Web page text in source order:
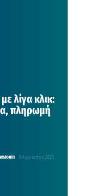
λίγα κλικ:
πληρωμή
9 Αυγούστου 2026